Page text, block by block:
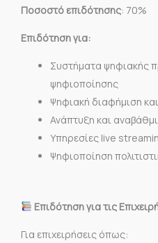
Ποσοστό επιδότησης: 70%
Επιδότηση για:
Συστήματα ψηφιακής
ψηφιοποίησης
Ψηφιακή διαφήμιση
Ανάπτυξη και
Υπηρεσίες live
Ψηφιοποίηση
Επιδότηση για τις
Για επιχειρήσεις όπως: